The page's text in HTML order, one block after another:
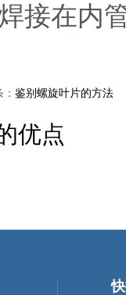
接在内
鉴别螺旋叶片的方法
优点